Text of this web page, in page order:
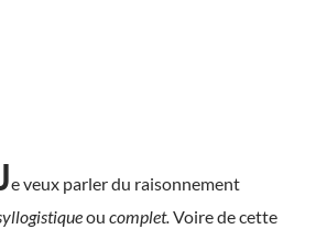
e veux parler du raisonnement
ou complet. Voire de cette